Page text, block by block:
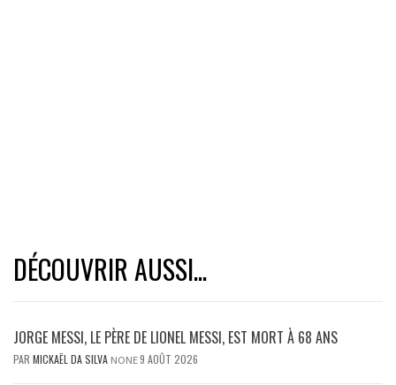
DÉCOUVRIR AUSSI...
JORGE MESSI, LE PÈRE DE LIONEL MESSI, EST MORT À 68 ANS
PAR MICKAËL DA SILVA NONE9 AOÛT 2026